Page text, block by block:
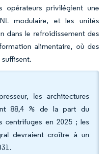
opérateurs privilégient une
modulaire, et les unités
dans le refroidissement des
alimentaire, où des
les architectures
88,4 % de la part du
centrifuges en 2025 ; les
devraient croître à un